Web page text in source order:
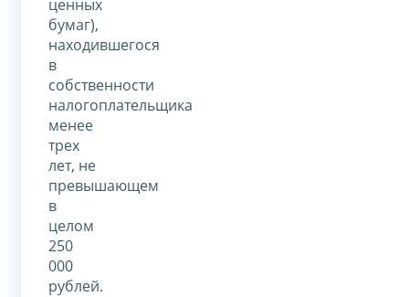
ценных
бумаг),
находившегося
в
собственности
налогоплательщика
менее
трех
лет, не
превышающем
в
целом
250
000
рублей.